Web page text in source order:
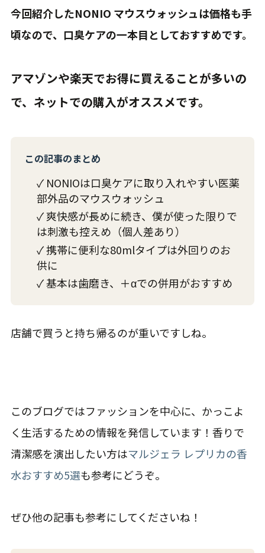
今回紹介したNONIO マウスウォッシュは価格も手
頃なので、口臭ケアの一本目としておすすめです。
アマゾンや楽天でお得に買えることが多いの
で、ネットでの購入がオススメです。
この記事のまとめ
✓ NONIOは口臭ケアに取り入れやすい医薬
部外品のマウスウォッシュ
✓ 爽快感が長めに続き、僕が使った限りで
は刺激も控えめ（個人差あり）
✓ 携帯に便利な80mlタイプは外回りのお
供に
✓ 基本は歯磨き、＋αでの併用がおすすめ
店舗で買うと持ち帰るのが重いですしね。
このブログではファッションを中心に、かっこよ
く生活するための情報を発信しています！香りで
清潔感を演出したい方はマルジェラ レプリカの香
水おすすめ5選も参考にどうぞ。
ぜひ他の記事も参考にしてくださいね！